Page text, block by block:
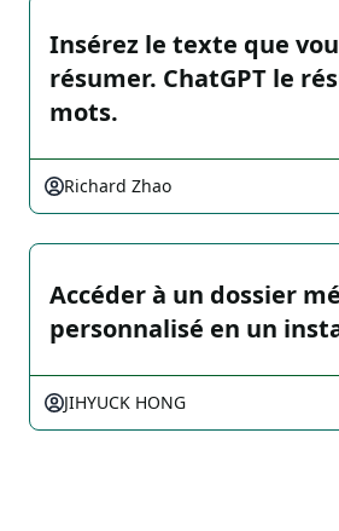
Insérez le texte que
résumer. ChatGPT le
mots.
Richard Zhao
Accéder à un dossier
personnalisé en un
JIHYUCK HONG